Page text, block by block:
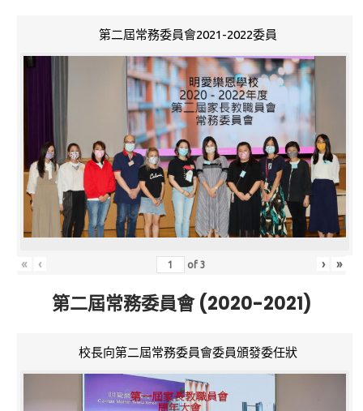
第二屆常務委員會2021-2022委員
« ‹ of3 › »
第二屆常務委員會 (2020-2021)
校長向第二屆常務委員會委員頒發委任狀